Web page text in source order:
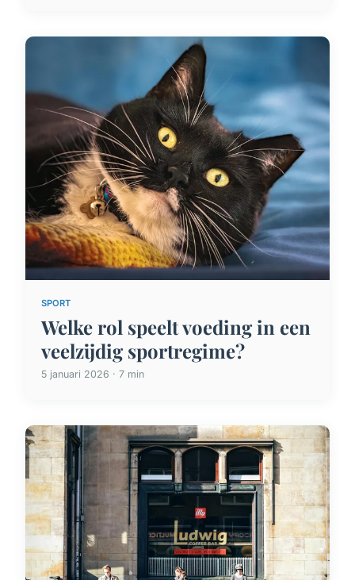
SPORT
Welke rol speelt voeding in een
veelzijdig sportregime?
5 januari 2026 · 7 min